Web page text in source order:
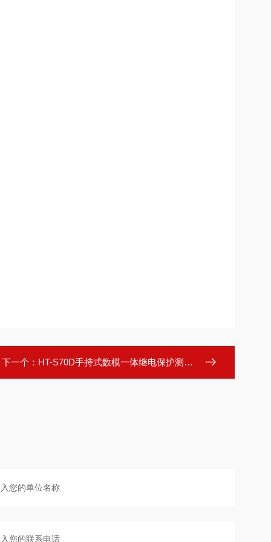
下一个： HT-S70D手持式数模一体继电保护测试仪